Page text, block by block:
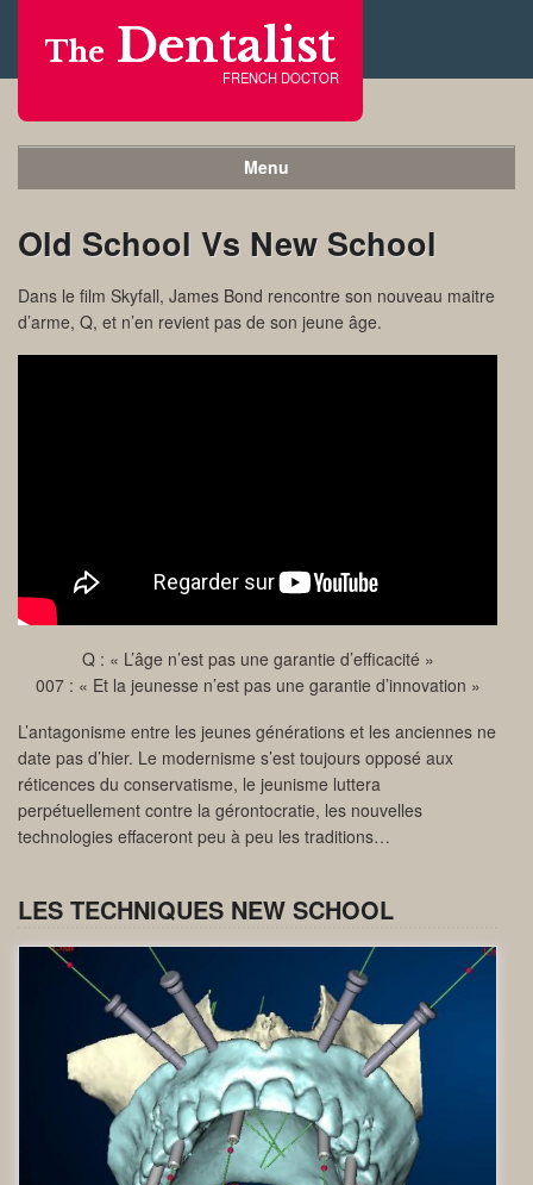
The Dentalist
FRENCH DOCTOR
Menu
Old School Vs New School
Dans le film Skyfall, James Bond rencontre son nouveau maitre
d’arme, Q, et n’en revient pas de son jeune âge.
Q : « L’âge n’est pas une garantie d’efficacité »
007 : « Et la jeunesse n’est pas une garantie d’innovation »
L’antagonisme entre les jeunes générations et les anciennes ne
date pas d’hier. Le modernisme s’est toujours opposé aux
réticences du conservatisme, le jeunisme luttera
perpétuellement contre la gérontocratie, les nouvelles
technologies effaceront peu à peu les traditions…
LES TECHNIQUES NEW SCHOOL